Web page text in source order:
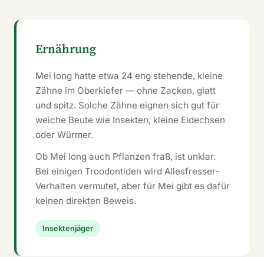
Ernährung
Mei long hatte etwa 24 eng stehende, kleine
Zähne im Oberkiefer — ohne Zacken, glatt
und spitz. Solche Zähne eignen sich gut für
weiche Beute wie Insekten, kleine Eidechsen
oder Würmer.
Ob Mei long auch Pflanzen fraß, ist unklar.
Bei einigen Troodontiden wird Allesfresser-
Verhalten vermutet, aber für Mei gibt es dafür
keinen direkten Beweis.
Insektenjäger